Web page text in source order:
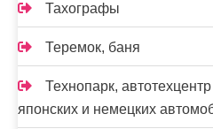
Тахографы
Теремок, баня
Технопарк,
японских и немецких